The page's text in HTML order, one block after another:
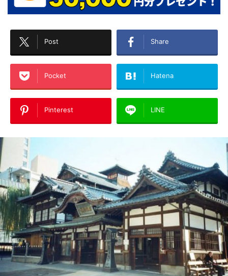
Post Share
Pocket Hatena
Pinterest LINE